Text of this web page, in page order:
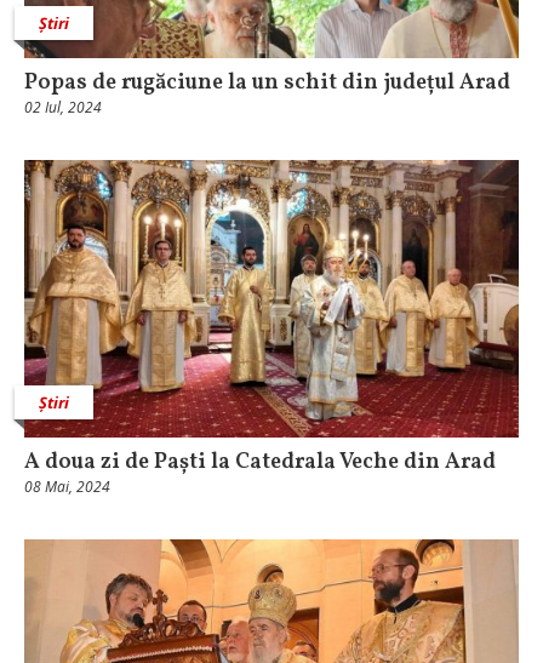
Știri
Popas de rugăciune la un schit din județul Arad
02 Iul, 2024
Știri
A doua zi de Paști la Catedrala Veche din Arad
08 Mai, 2024